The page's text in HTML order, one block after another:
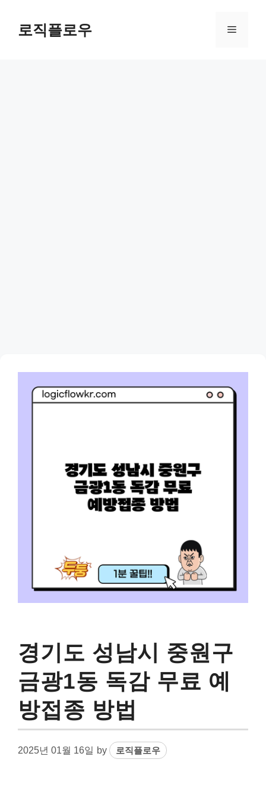
content로직플로우 Menu
경기도 성남시 중원구
금광1동 독감 무료 예
방접종 방법
2025년 01월 16일 by 로직플로우